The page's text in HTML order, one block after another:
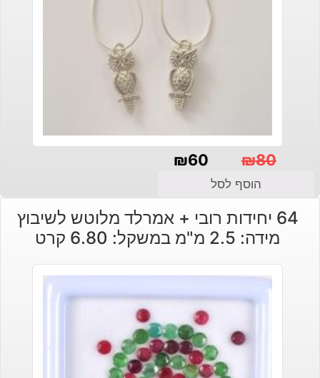
₪80
המקורי
היה:
₪80.
₪60
הנוכחי
הוא:
₪60.
הוסף לסל
64 יחידות רובי + אמרלד מלוטש לשיבוץ
מידה: 2.5 מ"מ במשקל: 6.80 קרט